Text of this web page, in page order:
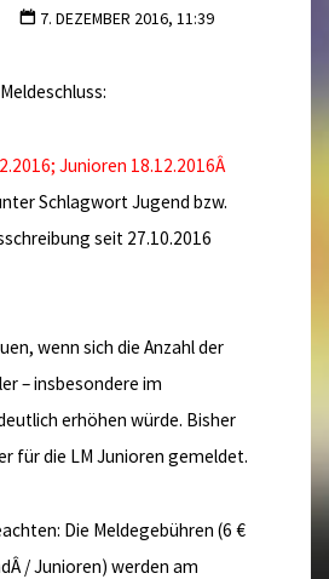
7. DEZEMBER 2016, 11:39
Junioren 18.12.2016Â
Schlagwort Jugend bzw.
seit 27.10.2016
wenn sich die Anzahl der
– insbesondere im
erhöhen würde. Bisher
für die LM Junioren gemeldet.
Die Meldegebühren (6 €
/ Junioren) werden am